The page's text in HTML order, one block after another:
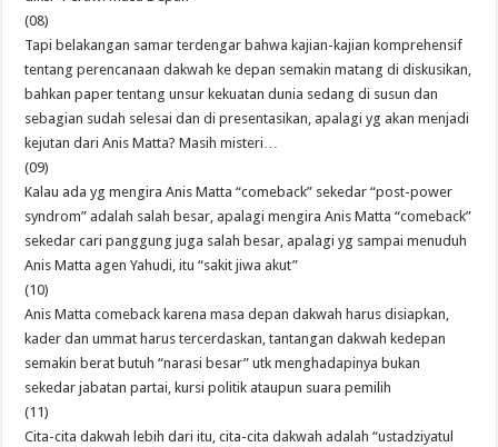
(08)
Tapi belakangan samar terdengar bahwa kajian-kajian komprehensif
tentang perencanaan dakwah ke depan semakin matang di diskusikan,
bahkan paper tentang unsur kekuatan dunia sedang di susun dan
sebagian sudah selesai dan di presentasikan, apalagi yg akan menjadi
kejutan dari Anis Matta? Masih misteri…
(09)
Kalau ada yg mengira Anis Matta “comeback” sekedar “post-power
syndrom” adalah salah besar, apalagi mengira Anis Matta “comeback”
sekedar cari panggung juga salah besar, apalagi yg sampai menuduh
Anis Matta agen Yahudi, itu “sakit jiwa akut”
(10)
Anis Matta comeback karena masa depan dakwah harus disiapkan,
kader dan ummat harus tercerdaskan, tantangan dakwah kedepan
semakin berat butuh “narasi besar” utk menghadapinya bukan
sekedar jabatan partai, kursi politik ataupun suara pemilih
(11)
Cita-cita dakwah lebih dari itu, cita-cita dakwah adalah “ustadziyatul